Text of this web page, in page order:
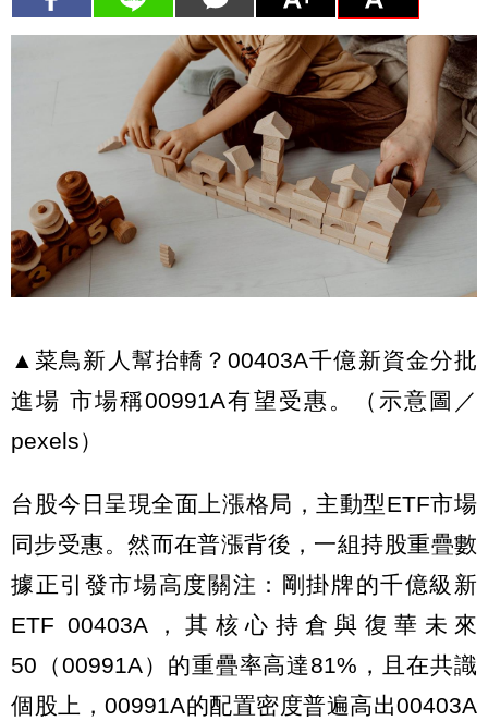
▲菜鳥新人幫抬轎？00403A千億新資金分批
進場 市場稱00991A有望受惠。（示意圖／
pexels）
台股今日呈現全面上漲格局，主動型ETF市場
同步受惠。然而在普漲背後，一組持股重疊數
據正引發市場高度關注：剛掛牌的千億級新
ETF 00403A，其核心持倉與復華未來
50（00991A）的重疊率高達81%，且在共識
個股上，00991A的配置密度普遍高出00403A